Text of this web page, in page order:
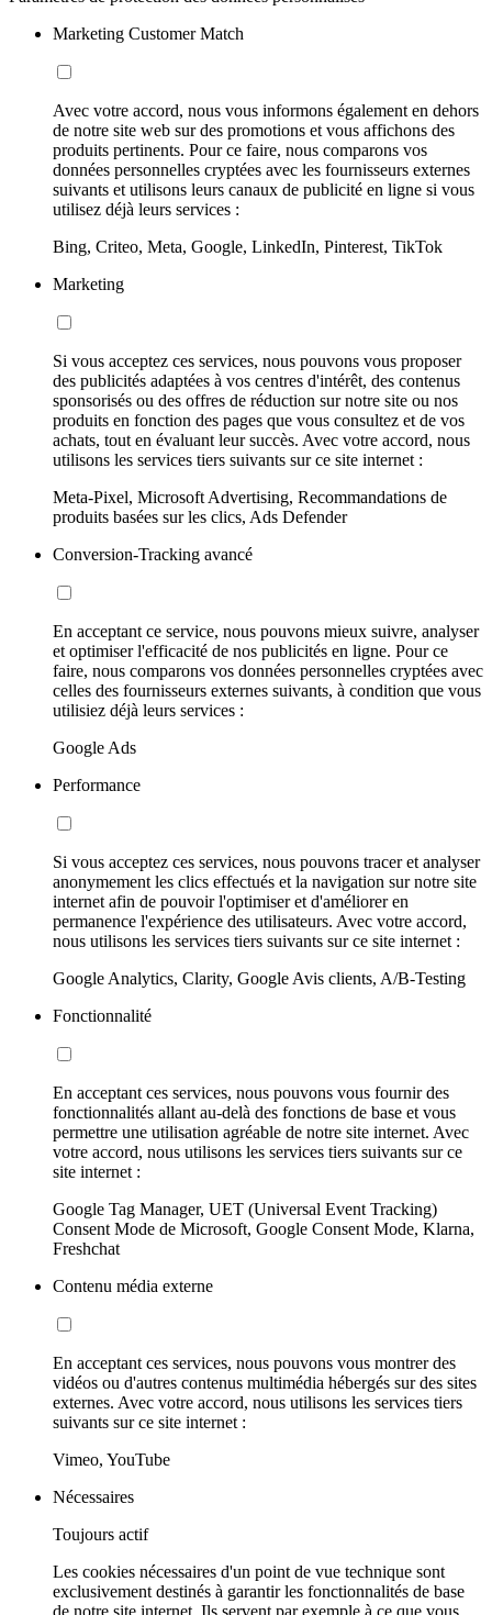
Marketing Customer Match
Avec votre accord, nous vous informons également en dehors
de notre site web sur des promotions et vous affichons des
produits pertinents. Pour ce faire, nous comparons vos
données personnelles cryptées avec les fournisseurs externes
suivants et utilisons leurs canaux de publicité en ligne si vous
utilisez déjà leurs services :
Bing, Criteo, Meta, Google, LinkedIn, Pinterest, TikTok
Marketing
Si vous acceptez ces services, nous pouvons vous proposer
des publicités adaptées à vos centres d'intérêt, des contenus
sponsorisés ou des offres de réduction sur notre site ou nos
produits en fonction des pages que vous consultez et de vos
achats, tout en évaluant leur succès. Avec votre accord, nous
utilisons les services tiers suivants sur ce site internet :
Meta-Pixel, Microsoft Advertising, Recommandations de
produits basées sur les clics, Ads Defender
Conversion-Tracking avancé
En acceptant ce service, nous pouvons mieux suivre, analyser
et optimiser l'efficacité de nos publicités en ligne. Pour ce
faire, nous comparons vos données personnelles cryptées avec
celles des fournisseurs externes suivants, à condition que vous
utilisiez déjà leurs services :
Google Ads
Performance
Si vous acceptez ces services, nous pouvons tracer et analyser
anonymement les clics effectués et la navigation sur notre site
internet afin de pouvoir l'optimiser et d'améliorer en
permanence l'expérience des utilisateurs. Avec votre accord,
nous utilisons les services tiers suivants sur ce site internet :
Google Analytics, Clarity, Google Avis clients, A/B-Testing
Fonctionnalité
En acceptant ces services, nous pouvons vous fournir des
fonctionnalités allant au-delà des fonctions de base et vous
permettre une utilisation agréable de notre site internet. Avec
votre accord, nous utilisons les services tiers suivants sur ce
site internet :
Google Tag Manager, UET (Universal Event Tracking)
Consent Mode de Microsoft, Google Consent Mode, Klarna,
Freshchat
Contenu média externe
En acceptant ces services, nous pouvons vous montrer des
vidéos ou d'autres contenus multimédia hébergés sur des sites
externes. Avec votre accord, nous utilisons les services tiers
suivants sur ce site internet :
Vimeo, YouTube
Nécessaires
Toujours actif
Les cookies nécessaires d'un point de vue technique sont
exclusivement destinés à garantir les fonctionnalités de base
de notre site internet. Ils servent par exemple à ce que vous